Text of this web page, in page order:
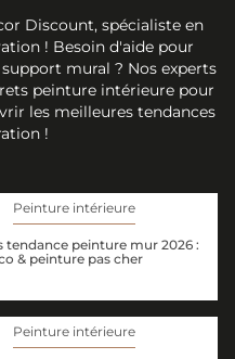
Discount, spécialiste en
! Besoin d'aide pour
mural ? Nos experts
peinture intérieure pour
les meilleures tendances
!
Peinture intérieure
tendance peinture mur 2026 :
& peinture pas cher
Peinture intérieure